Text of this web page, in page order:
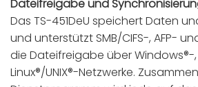
Dateifreigabe und
Das TS-451DeU speichert Daten
und unterstützt SMB/CIFS-, AFP-
die Dateifreigabe über Windows®-
Linux®/UNIX®-Netzwerke.